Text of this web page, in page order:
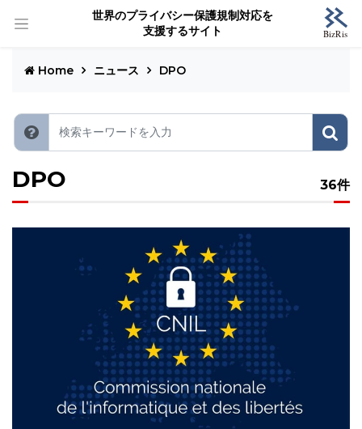
世界のプライバシー保護規制対応を
支援するサイト
Home ニュース DPO
DPO 36件